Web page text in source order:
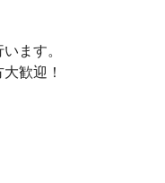
ます。
歓迎！